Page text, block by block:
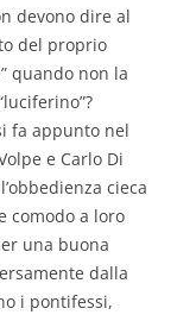
devono dire al
del proprio
quando non la
fa appunto nel
e Carlo Di
cieca
comodo a loro
una buona
dalla
i pontifessi,